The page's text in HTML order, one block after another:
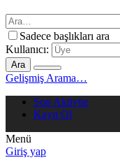
Sadece başlıkları ara
Kullanıcı:
Ara
Gelişmiş Arama…
Son Aktivite
Kayıt Ol
Menü
Giriş yap